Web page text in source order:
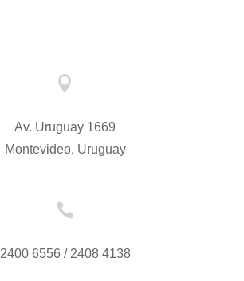

Av. Uruguay 1669
Montevideo, Uruguay

2400 6556 / 2408 4138